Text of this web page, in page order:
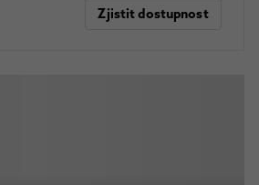
Zjistit dostupnost